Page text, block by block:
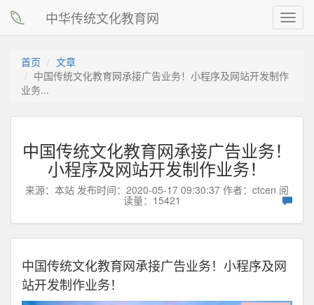
中华传统文化教育网
首页
文章
中国传统文化教育网承接广告业务！小程序及网站开发制作
业务...
中国传统文化教育网承接广告业务！
小程序及网站开发制作业务！
来源：本站 发布时间：2020-05-17 09:30:37 作者： ctcen 阅
读量：15421
中国传统文化教育网承接广告业务！小程序及网
站开发制作业务！